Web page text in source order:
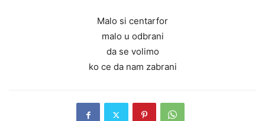
Malo si centarfor
malo u odbrani
da se volimo
ko ce da nam zabrani